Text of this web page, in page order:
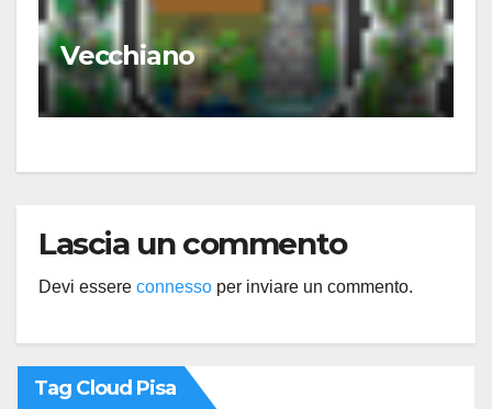
Vecchiano
Lascia un commento
Devi essere connesso per inviare un commento.
Tag Cloud Pisa